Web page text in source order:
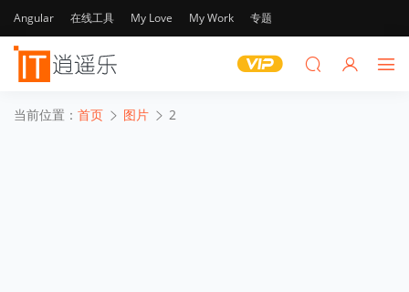
Angular 在线工具 My Love My Work 专题
当前位置： 首页 图片 2